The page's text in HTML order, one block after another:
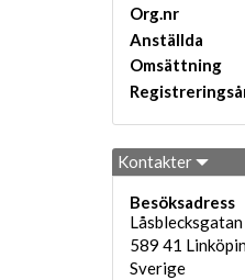
Org.nr
Anställda
Omsättning
Kontakter
Besöksadress
589 41
Sverige